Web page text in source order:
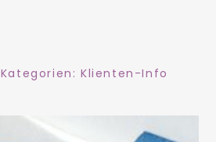
Kategorien: Klienten-Info